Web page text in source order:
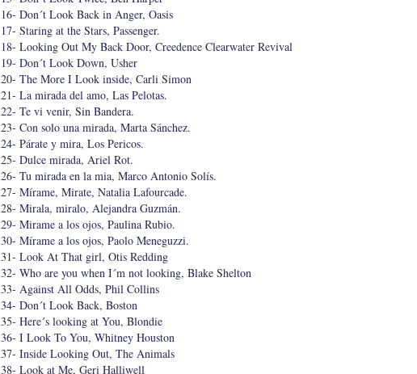
16- Don´t Look Back in Anger, Oasis
17- Staring at the Stars, Passenger.
18- Looking Out My Back Door, Creedence Clearwater Revival
19- Don´t Look Down, Usher
20- The More I Look inside, Carli Simon
21- La mirada del amo, Las Pelotas.
22- Te vi venir, Sin Bandera.
23- Con solo una mirada, Marta Sánchez.
24- Párate y mira, Los Pericos.
25- Dulce mirada, Ariel Rot.
26- Tu mirada en la mia, Marco Antonio Solís.
27- Mírame, Mirate, Natalia Lafourcade.
28- Mirala, miralo, Alejandra Guzmán.
29- Mirame a los ojos, Paulina Rubio.
30- Mírame a los ojos, Paolo Meneguzzi.
31- Look At That girl, Otis Redding
32- Who are you when I´m not looking, Blake Shelton
33- Against All Odds, Phil Collins
34- Don´t Look Back, Boston
35- Here´s looking at You, Blondie
36- I Look To You, Whitney Houston
37- Inside Looking Out, The Animals
38- Look at Me, Geri Halliwell